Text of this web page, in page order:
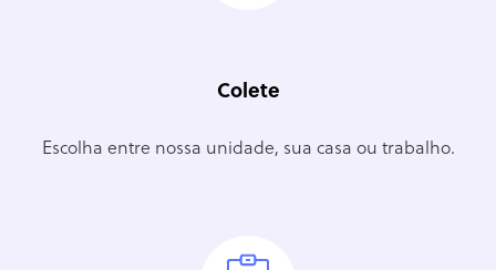
Colete
Escolha entre nossa unidade, sua casa ou trabalho.